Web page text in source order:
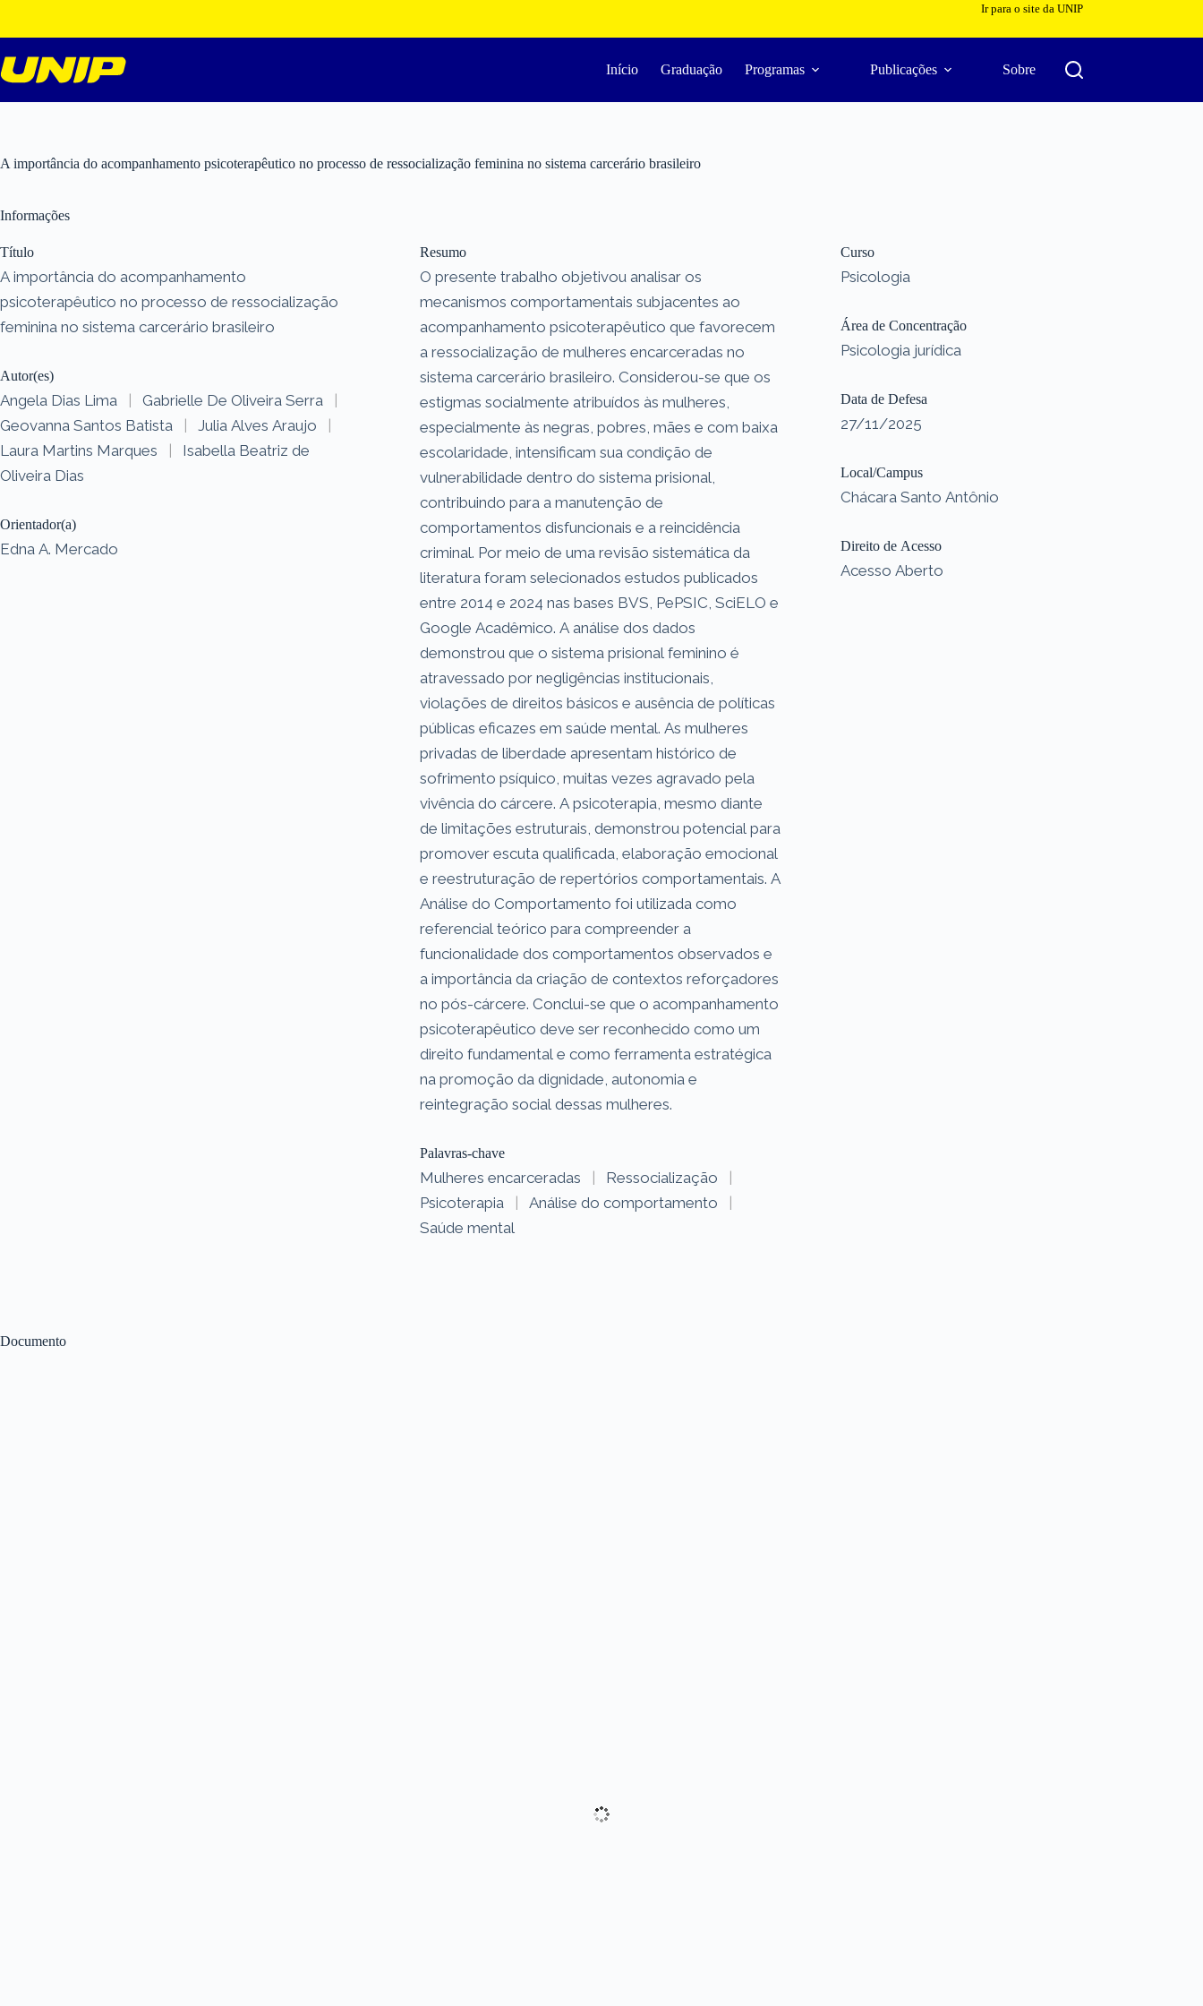
o
conteúdo
Ir para o site da UNIP
Início Graduação Programas Publicações Sobre
A importância do acompanhamento psicoterapêutico no processo de ressocialização feminina no sistema carcerário brasileiro
Documento
Informações
Título
A importância do acompanhamento
psicoterapêutico no processo de ressocialização
feminina no sistema carcerário brasileiro
Autor(es)
Angela Dias Lima | Gabrielle De Oliveira Serra
|
Geovanna Santos Batista
| Julia Alves Araujo
|
Laura Martins Marques
|
Isabella Beatriz de
Oliveira Dias
Orientador(a)
Edna A. Mercado
Resumo
O presente trabalho objetivou analisar os
mecanismos comportamentais subjacentes ao
acompanhamento psicoterapêutico que favorecem
a ressocialização de mulheres encarceradas no
sistema carcerário brasileiro. Considerou-se que os
estigmas socialmente atribuídos às mulheres,
especialmente às negras, pobres, mães e com baixa
escolaridade, intensificam sua condição de
vulnerabilidade dentro do sistema prisional,
contribuindo para a manutenção de
comportamentos disfuncionais e a reincidência
criminal. Por meio de uma revisão sistemática da
literatura foram selecionados estudos publicados
entre 2014 e 2024 nas bases BVS, PePSIC, SciELO e
Google Acadêmico. A análise dos dados
demonstrou que o sistema prisional feminino é
atravessado por negligências institucionais,
violações de direitos básicos e ausência de políticas
públicas eficazes em saúde mental. As mulheres
privadas de liberdade apresentam histórico de
sofrimento psíquico, muitas vezes agravado pela
vivência do cárcere. A psicoterapia, mesmo diante
de limitações estruturais, demonstrou potencial para
promover escuta qualificada, elaboração emocional
e reestruturação de repertórios comportamentais. A
Análise do Comportamento foi utilizada como
referencial teórico para compreender a
funcionalidade dos comportamentos observados e
a importância da criação de contextos reforçadores
no pós-cárcere. Conclui-se que o acompanhamento
psicoterapêutico deve ser reconhecido como um
direito fundamental e como ferramenta estratégica
na promoção da dignidade, autonomia e
reintegração social dessas mulheres.
Palavras-chave
Mulheres encarceradas | Ressocialização
|
Psicoterapia
| Análise do comportamento
|
Saúde mental
Curso
Psicologia
Área de Concentração
Psicologia jurídica
Data de Defesa
27/11/2025
Local/Campus
Chácara Santo Antônio
Direito de Acesso
Acesso Aberto